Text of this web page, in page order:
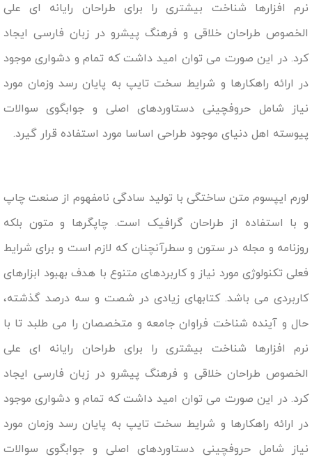
نرم افزارها شناخت بیشتری را برای طراحان رایانه ای علی
الخصوص طراحان خلاقی و فرهنگ پیشرو در زبان فارسی ایجاد
کرد. در این صورت می توان امید داشت که تمام و دشواری موجود
در ارائه راهکارها و شرایط سخت تایپ به پایان رسد وزمان مورد
نیاز شامل حروفچینی دستاوردهای اصلی و جوابگوی سوالات
پیوسته اهل دنیای موجود طراحی اساسا مورد استفاده قرار گیرد.
لورم ایپسوم متن ساختگی با تولید سادگی نامفهوم از صنعت چاپ
و با استفاده از طراحان گرافیک است. چاپگرها و متون بلکه
روزنامه و مجله در ستون و سطرآنچنان که لازم است و برای شرایط
فعلی تکنولوژی مورد نیاز و کاربردهای متنوع با هدف بهبود ابزارهای
کاربردی می باشد. کتابهای زیادی در شصت و سه درصد گذشته،
حال و آینده شناخت فراوان جامعه و متخصصان را می طلبد تا با
نرم افزارها شناخت بیشتری را برای طراحان رایانه ای علی
الخصوص طراحان خلاقی و فرهنگ پیشرو در زبان فارسی ایجاد
کرد. در این صورت می توان امید داشت که تمام و دشواری موجود
در ارائه راهکارها و شرایط سخت تایپ به پایان رسد وزمان مورد
نیاز شامل حروفچینی دستاوردهای اصلی و جوابگوی سوالات